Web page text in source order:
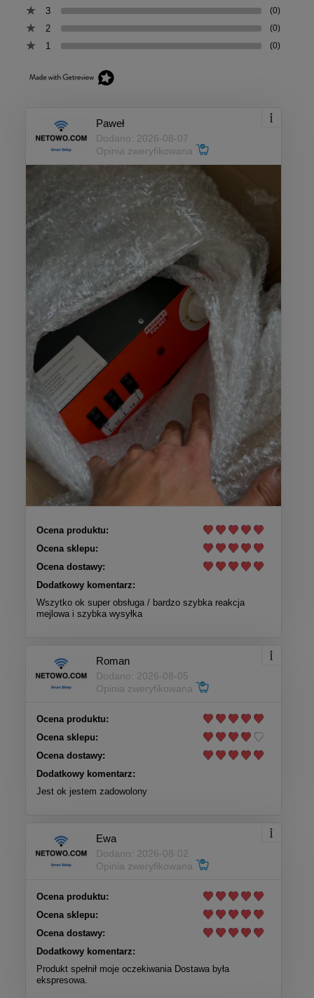
3 (0)
2 (0)
1 (0)
Paweł
Dodano: 2026-08-07
Opinia zweryfikowana
Ocena produktu:
Ocena sklepu:
Ocena dostawy:
Dodatkowy komentarz:
Wszytko ok super obsługa / bardzo szybka reakcja
mejlowa i szybka wysyłka
Roman
Dodano: 2026-08-05
Opinia zweryfikowana
Ocena produktu:
Ocena sklepu:
Ocena dostawy:
Dodatkowy komentarz:
Jest ok jestem zadowolony
Ewa
Dodano: 2026-08-02
Opinia zweryfikowana
Ocena produktu:
Ocena sklepu:
Ocena dostawy:
Dodatkowy komentarz:
Produkt spełnił moje oczekiwania Dostawa była
ekspresowa.